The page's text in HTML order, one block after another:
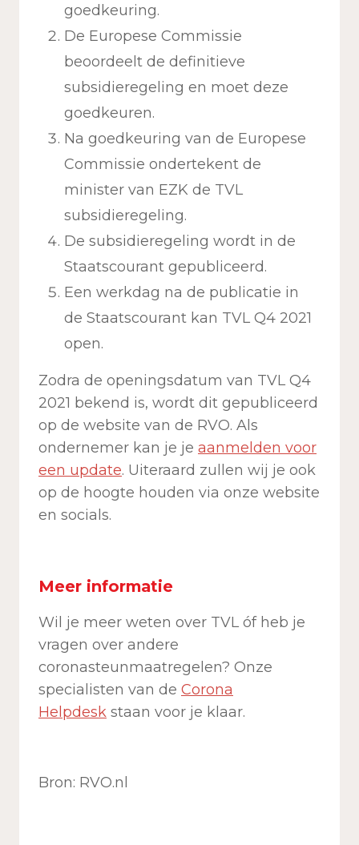
goedkeuring.
De Europese Commissie
beoordeelt de definitieve
subsidieregeling en moet deze
goedkeuren.
Na goedkeuring van de Europese
Commissie ondertekent de
minister van EZK de TVL
subsidieregeling.
De subsidieregeling wordt in de
Staatscourant gepubliceerd.
Een werkdag na de publicatie in
de Staatscourant kan TVL Q4 2021
open.
Zodra de openingsdatum van TVL Q4
2021 bekend is, wordt dit gepubliceerd
op de website van de RVO. Als
ondernemer kan je je aanmelden voor
een update. Uiteraard zullen wij je ook
op de hoogte houden via onze website
en socials.
Meer informatie
Wil je meer weten over TVL óf heb je
vragen over andere
coronasteunmaatregelen? Onze
specialisten van de Corona
Helpdesk staan voor je klaar.
Bron: RVO.nl